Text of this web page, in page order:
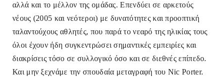
αλλά και το μέλλον της ομάδας. Επενδύει σε αρκετούς
νέους (2005 και νεότεροι) με δυνατότητες και προοπτική
ταλαντούχους αθλητές, που παρά το νεαρό της ηλικίας τους
όλοι έχουν ήδη συγκεντρώσει σημαντικές εμπειρίες και
διακρίσεις τόσο σε συλλογικό όσο και σε διεθνές επίπεδο.
Και μην ξεχνάμε την σπουδαία μεταγραφή του Nic Porter.